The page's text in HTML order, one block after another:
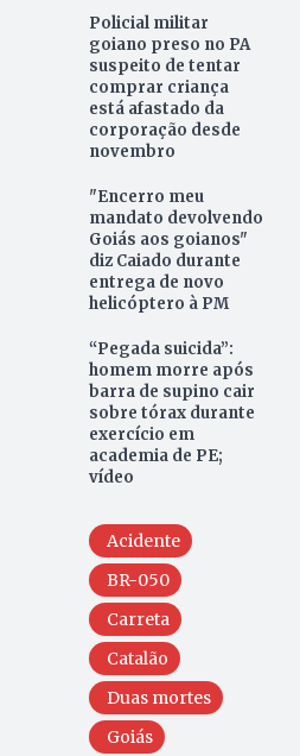
Policial militar
goiano preso no PA
suspeito de tentar
comprar criança
está afastado da
corporação desde
novembro
"Encerro meu
mandato devolvendo
Goiás aos goianos"
diz Caiado durante
entrega de novo
helicóptero à PM
“Pegada suicida”:
homem morre após
barra de supino cair
sobre tórax durante
exercício em
academia de PE;
vídeo
Acidente
BR-050
Carreta
Catalão
Duas mortes
Goiás